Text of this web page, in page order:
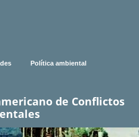
Política ambiental
de Conflictos